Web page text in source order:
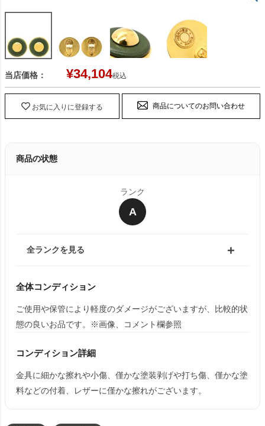
当店価格： ¥34,104税込
お気に入りに登録する 商品についてのお問い合わせ
商品の状態
ランク
A
全ランクを見る
全体コンディション
ご使用や保管により軽度のダメージがございますが、比較的状
態の良いお品です。※画像、コメント欄参照
コンディション詳細
金具に細かな擦れや小傷、僅かな塗装剥げや打ち傷、僅かな塗
料などの付着、レザーに僅かな擦れがございます。